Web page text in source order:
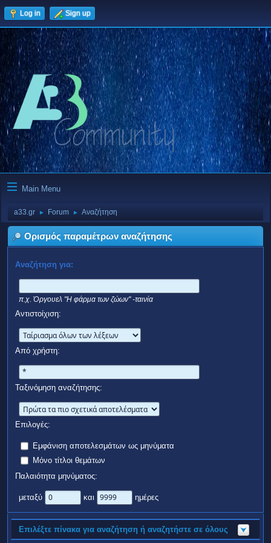
Log in Sign up
Main Menu
a33.gr ► Forum ► Αναζήτηση
Ορισμός παραμέτρων αναζήτησης
Αναζήτηση για:
π.χ. Όργουελ "Η φάρμα των ζώων" -ταινία
Αντιστοίχιση:
Από χρήστη:
Ταξινόμηση αναζήτησης:
Επιλογές:
Εμφάνιση αποτελεσμάτων ως μηνύματα
Μόνο τίτλοι θεμάτων
Παλαιότητα μηνύματος:
μεταξύ και ημέρες
Επιλέξτε πίνακα για αναζήτηση ή αναζητήστε σε όλους